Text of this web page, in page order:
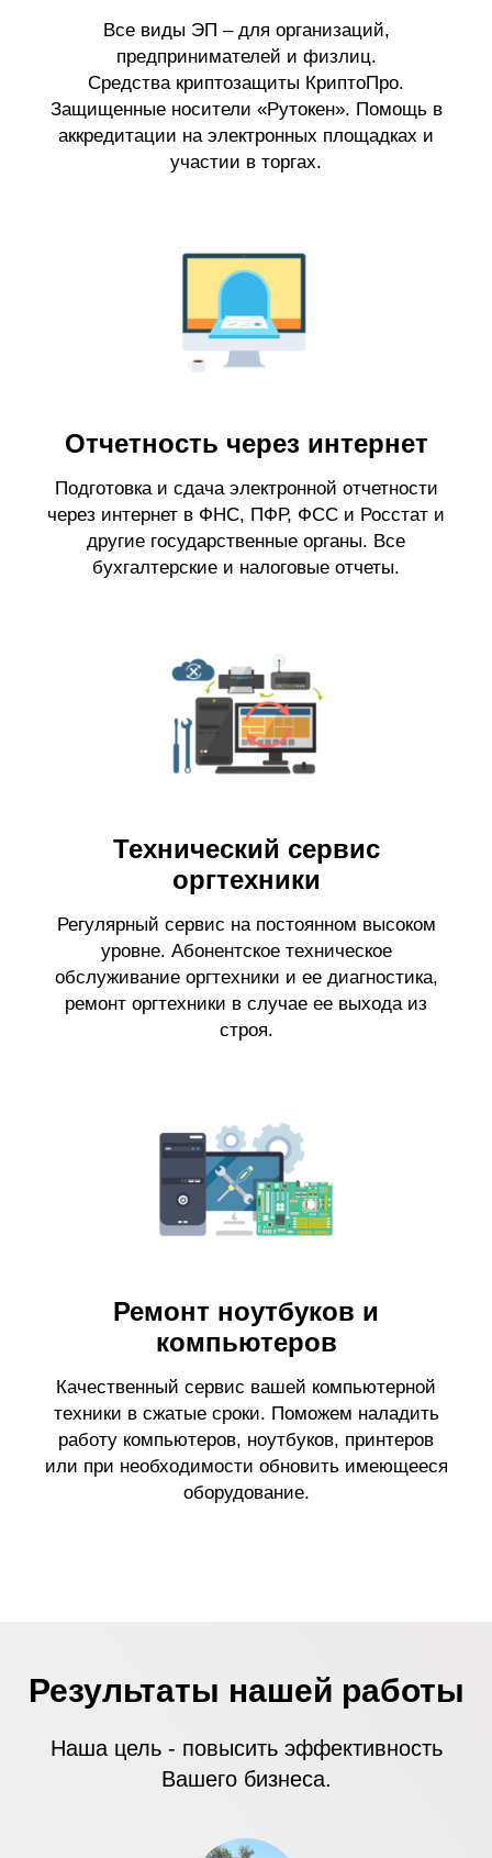
Все виды ЭП – для организаций,
предпринимателей и физлиц.
Средства криптозащиты КриптоПро.
Защищенные носители «Рутокен». Помощь в
аккредитации на электронных площадках и
участии в торгах.
Отчетность через интернет
Подготовка и сдача электронной отчетности
через интернет в ФНС, ПФР, ФСС и Росстат и
другие государственные органы. Все
бухгалтерские и налоговые отчеты.
Технический сервис
оргтехники
Регулярный сервис на постоянном высоком
уровне. Абонентское техническое
обслуживание оргтехники и ее диагностика,
ремонт оргтехники в случае ее выхода из
строя.
Ремонт ноутбуков и
компьютеров
Качественный сервис вашей компьютерной
техники в сжатые сроки. Поможем наладить
работу компьютеров, ноутбуков, принтеров
или при необходимости обновить имеющееся
оборудование.
Результаты нашей работы
Наша цель - повысить эффективность
Вашего бизнеса.